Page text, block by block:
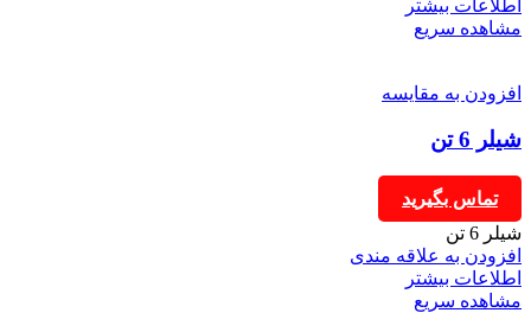
اطلاعات بیشتر
مشاهده سریع
افزودن به مقایسه
شیلر 6 تن
تماس بگیرید
شیلر 6 تن
افزودن به علاقه مندی
اطلاعات بیشتر
مشاهده سریع